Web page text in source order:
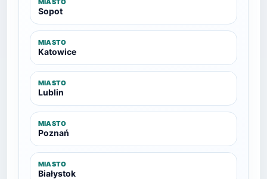
MIASTO
Sopot
MIASTO
Katowice
MIASTO
Lublin
MIASTO
Poznań
MIASTO
Białystok